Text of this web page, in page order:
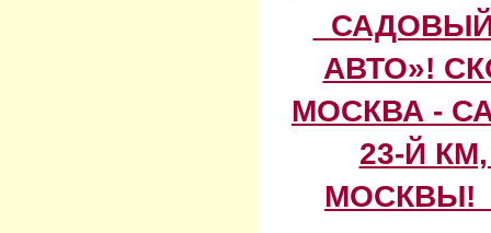
АВТО»!
МОСКВА -
23-Й
МОСКВЫ!